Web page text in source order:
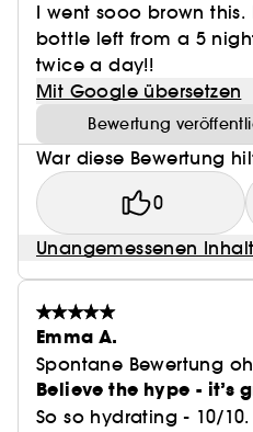
I went sooo brown
bottle left from a 5
twice a day!!
Mit Google übersetzen
Bewertung
War diese Bewertung
0
Unangemessenen
Emma A.
Spontane Bewertung
Believe the hype - it’s
So so hydrating - 10/